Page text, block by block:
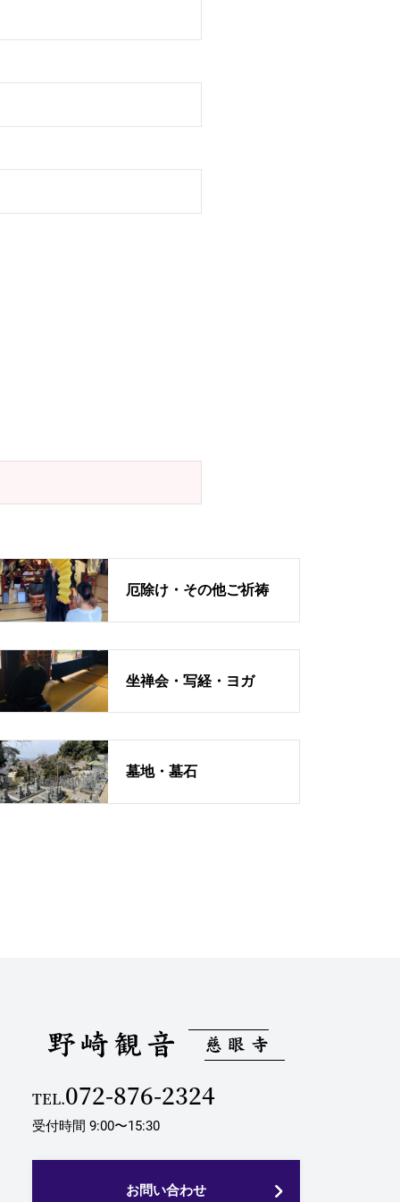
厄除け・その他ご祈祷
坐禅会・写経・ヨガ
墓地・墓石
TEL.072-876-2324
受付時間 9:00〜15:30
お問い合わせ